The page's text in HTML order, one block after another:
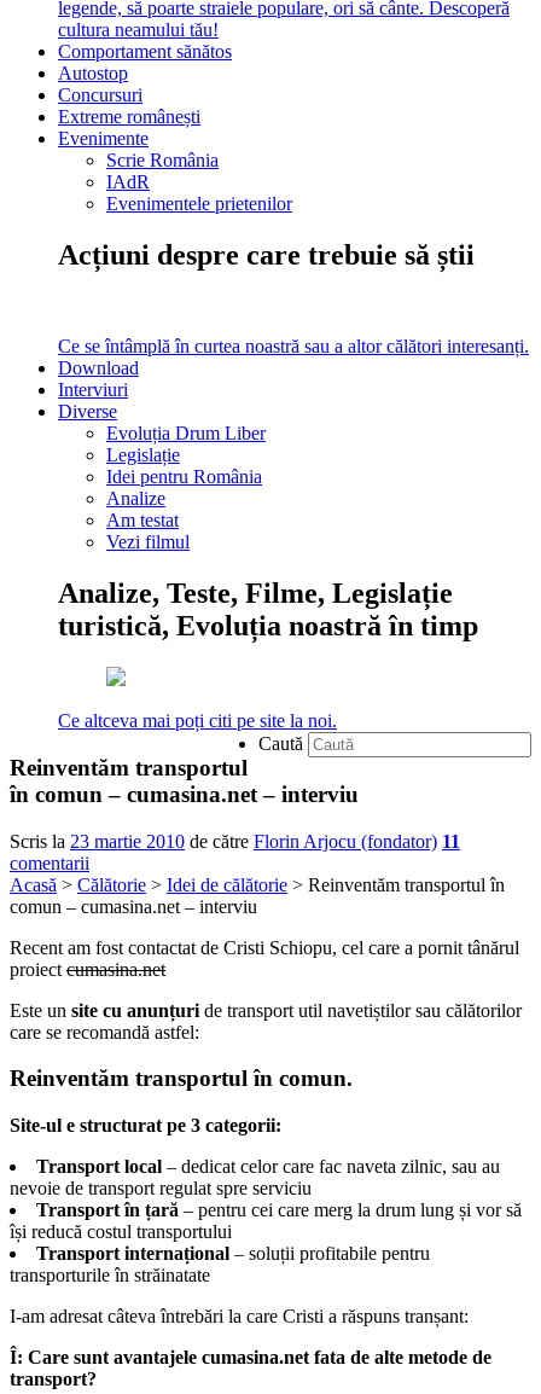
legende, să poarte straiele populare, ori să cânte. Descoperă
cultura neamului tău!
Comportament sănătos
Autostop
Concursuri
Extreme românești
Evenimente
Scrie România
IAdR
Evenimentele prietenilor
Acțiuni despre care trebuie să știi
Ce se întâmplă în curtea noastră sau a altor călători interesanți.
Download
Interviuri
Diverse
Evoluția Drum Liber
Legislație
Idei pentru România
Analize
Am testat
Vezi filmul
Analize, Teste, Filme, Legislație
turistică, Evoluția noastră în timp
Ce altceva mai poți citi pe site la noi.
Caută
Reinventăm transportul
în comun – cumasina.net – interviu
Scris la 23 martie 2010 de către Florin Arjocu (fondator) 11
comentarii
Acasă > Călătorie > Idei de călătorie > Reinventăm transportul în
comun – cumasina.net – interviu
Recent am fost contactat de Cristi Schiopu, cel care a pornit tânărul
proiectcumasina.net
Este un site cu anunțuride transport util navetiștilor sau călătorilor
care se recomandă astfel:
Reinventăm transportul în comun.
Site-ul e structurat pe 3 categorii:
Transport local – dedicat celor care fac naveta zilnic, sau au
nevoie de transport regulat spre serviciu
Transport în țară – pentru cei care merg la drum lung și vor să
își reducă costul transportului
Transport internațional – soluții profitabile pentru
transporturile în străinatate
I-am adresat câteva întrebări la care Cristi a răspuns tranșant:
Î: Care sunt avantajele cumasina.net fata de alte metode de
transport?